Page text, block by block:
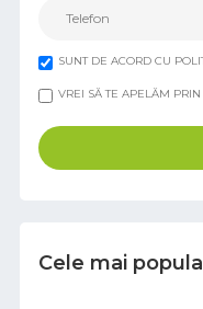
SUNT DE ACORD CU
VREI SĂ TE APELĂM
Cele mai